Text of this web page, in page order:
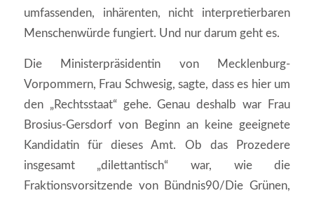
umfassenden, inhärenten, nicht interpretierbaren
Menschenwürde fungiert. Und nur darum geht es.
Die Ministerpräsidentin von Mecklenburg-
Vorpommern, Frau Schwesig, sagte, dass es hier um
den „Rechtsstaat“ gehe. Genau deshalb war Frau
Brosius-Gersdorf von Beginn an keine geeignete
Kandidatin für dieses Amt. Ob das Prozedere
insgesamt „dilettantisch“ war, wie die
Fraktionsvorsitzende von Bündnis90/Die Grünen,